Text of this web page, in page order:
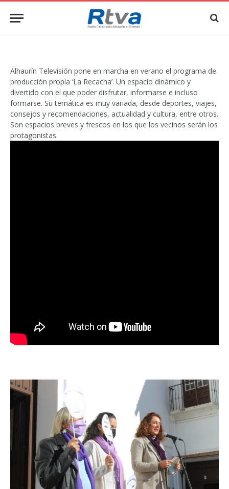
Alhaurín Televisión pone en marcha en verano el programa de
producción propia ‘La Recacha’. Un espacio dinámico y
divertido con el que poder disfrutar, informarse e incluso
formarse. Su temática es muy variada, desde deportes, viajes,
consejos y recomendaciones, actualidad y cultura, entre otros.
Son espacios breves y frescos en los que los vecinos serán los
protagonistas.